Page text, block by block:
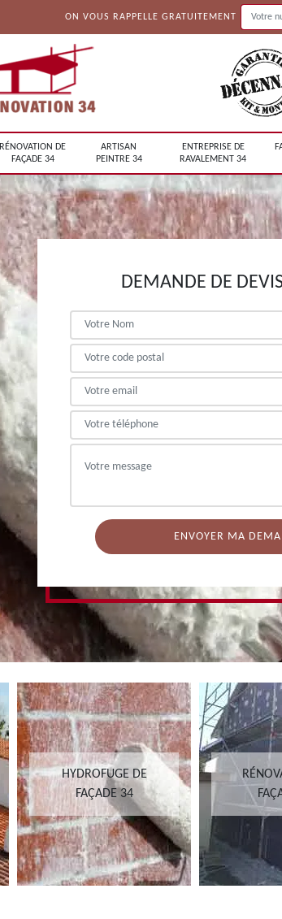
ON VOUS RAPPELLE GRATUITEMENT
RÉNOVATION DE
FAÇADE 34
ARTISAN
PEINTRE 34
ENTREPRISE DE
RAVALEMENT 34
DEMANDE DE
HYDROFUGE DE
FAÇADE 34